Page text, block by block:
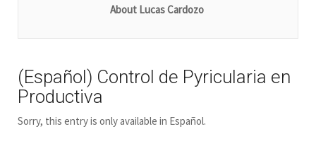
About Lucas Cardozo
(Español) Control de Pyricularia en
Productiva
Sorry, this entry is only available in Español.